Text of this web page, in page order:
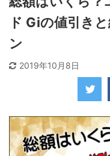
ド Giの値引き
ン
2019年10月8日